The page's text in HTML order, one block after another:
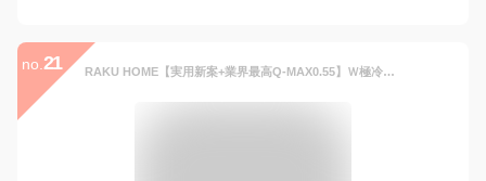
no. 21 RAKU HOME【実用新案+業界最高Q-MAX0.55】Ｗ極冷感 枕カバー 冷感 ひんやり 43×63 40×60 まくらカバー リバーシブル仕様 【光のチカラで抗菌防臭】ファスナー式 ひんやり枕カバー ピローケース 接触冷感 クール 夏用 冷たい 涼しい 両面用 サラサラ 洗える 43×63 くすみ水色